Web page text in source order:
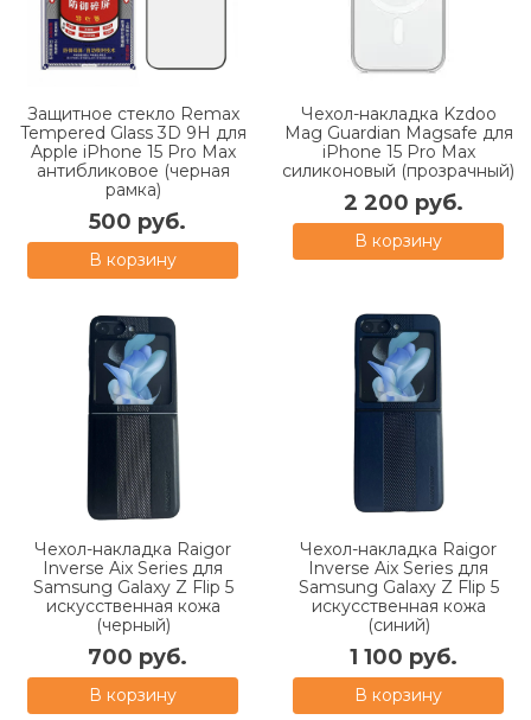
Защитное стекло Remax
Tempered Glass 3D 9H для
Apple iPhone 15 Pro Max
антибликовое (черная
рамка)
500 руб.
В корзину
Чехол-накладка Kzdoo
Mag Guardian Magsafe для
iPhone 15 Pro Max
силиконовый (прозрачный)
2 200 руб.
В корзину
Чехол-накладка Raigor
Inverse Aix Series для
Samsung Galaxy Z Flip 5
искусственная кожа
(черный)
700 руб.
В корзину
Чехол-накладка Raigor
Inverse Aix Series для
Samsung Galaxy Z Flip 5
искусственная кожа
(синий)
1 100 руб.
В корзину